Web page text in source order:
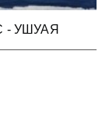
- УШУАЯ